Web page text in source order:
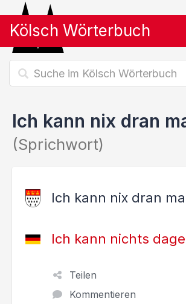
Kölsch Wörterbuch
Ich kann nix dran
(Sprichwort)
Ich kann nix dran
Ich kann nichts
Teilen
Kommentieren